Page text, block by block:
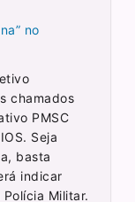
no
chamados
PMSC
Seja
basta
indicar
Militar.